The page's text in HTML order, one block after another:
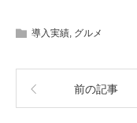
導入実績 グルメ
前の記事